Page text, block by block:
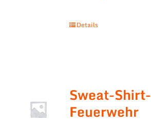
Details
Sweat-Shirt-
Feuerwehr